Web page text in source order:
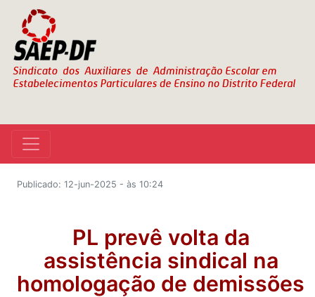
Publicado: 12-jun-2025 - às 10:24
PL prevê volta da
assistência sindical na
homologação de demissões